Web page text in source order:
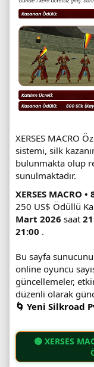
XERSES MACRO
sistemi, silk
bulunmakta olup
sunulmaktadır.
XERSES MACRO
250 US$ Ödüllü
Mart 2026 saat
21:00 .
Bu sayfa
online oyuncu
güncellemeler,
düzenli olarak
🌀 Yeni Silkroad
🟢 XERSES